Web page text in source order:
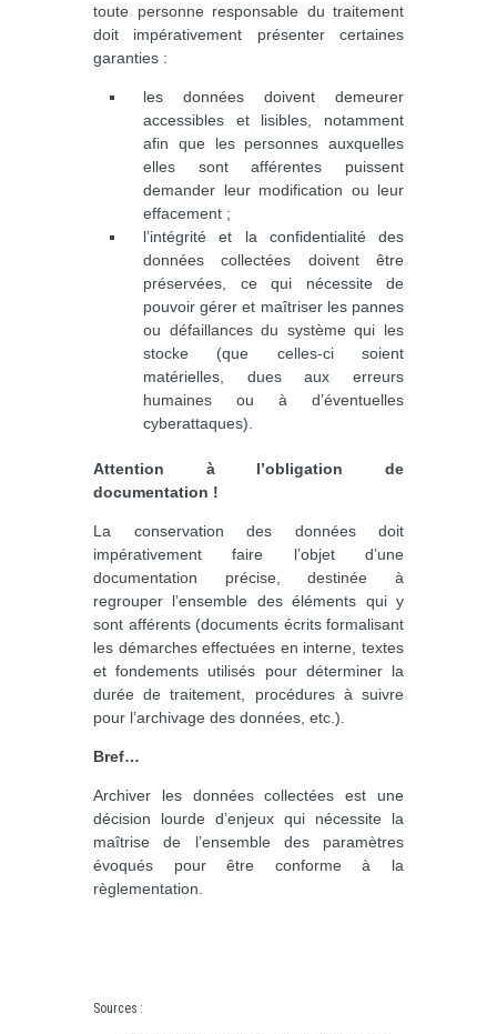
toute personne responsable du traitement
doit impérativement présenter certaines
garanties :
les données doivent demeurer
accessibles et lisibles, notamment
afin que les personnes auxquelles
elles sont afférentes puissent
demander leur modification ou leur
effacement ;
l’intégrité et la confidentialité des
données collectées doivent être
préservées, ce qui nécessite de
pouvoir gérer et maîtriser les pannes
ou défaillances du système qui les
stocke (que celles-ci soient
matérielles, dues aux erreurs
humaines ou à d’éventuelles
cyberattaques).
Attention à l’obligation de
documentation !
La conservation des données doit
impérativement faire l’objet d’une
documentation précise, destinée à
regrouper l’ensemble des éléments qui y
sont afférents (documents écrits formalisant
les démarches effectuées en interne, textes
et fondements utilisés pour déterminer la
durée de traitement, procédures à suivre
pour l’archivage des données, etc.).
Bref…
Archiver les données collectées est une
décision lourde d’enjeux qui nécessite la
maîtrise de l’ensemble des paramètres
évoqués pour être conforme à la
règlementation.
Sources :